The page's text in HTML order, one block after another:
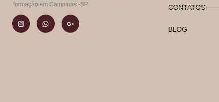
formação em Campinas -SP.
CONTATOS
BLOG